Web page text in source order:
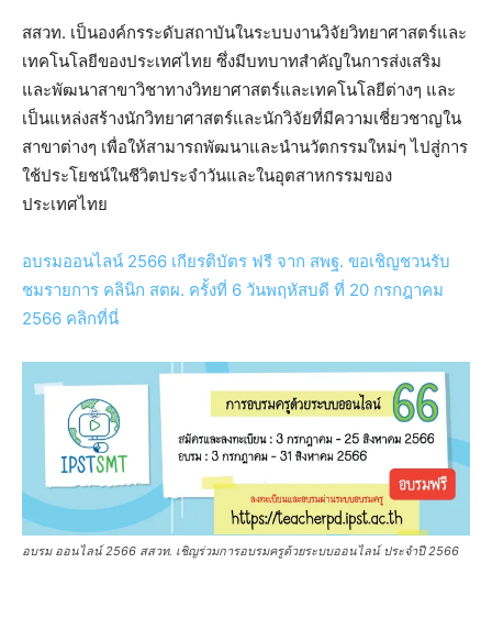
สสวท. เป็นองค์กรระดับสถาบันในระบบงานวิจัยวิทยาศาสตร์และ
เทคโนโลยีของประเทศไทย ซึ่งมีบทบาทสำคัญในการส่งเสริม
และพัฒนาสาขาวิชาทางวิทยาศาสตร์และเทคโนโลยีต่างๆ และ
เป็นแหล่งสร้างนักวิทยาศาสตร์และนักวิจัยที่มีความเชี่ยวชาญใน
สาขาต่างๆ เพื่อให้สามารถพัฒนาและนำนวัตกรรมใหม่ๆ ไปสู่การ
ใช้ประโยชน์ในชีวิตประจำวันและในอุตสาหกรรมของ
ประเทศไทย
อบรมออนไลน์ 2566 เกียรติบัตร ฟรี จาก สพฐ. ขอเชิญชวนรับ
ชมรายการ คลินิก สตผ. ครั้งที่ 6 วันพฤหัสบดี ที่ 20 กรกฎาคม
2566 คลิกที่นี่
อบรม ออนไลน์ 2566 สสวท. เชิญร่วมการอบรมครูด้วยระบบออนไลน์ ประจำปี 2566